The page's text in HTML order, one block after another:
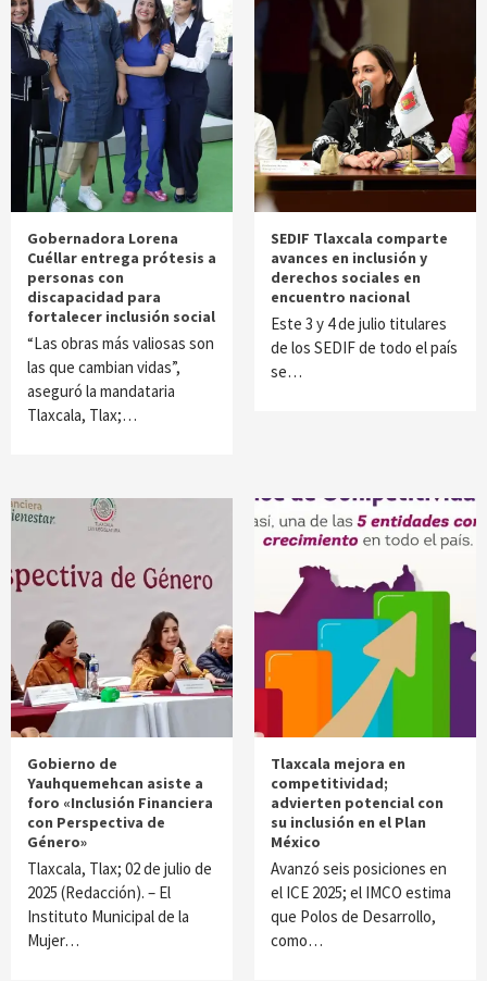
Gobernadora Lorena
Cuéllar entrega prótesis a
personas con
discapacidad para
fortalecer inclusión social
“Las obras más valiosas son
las que cambian vidas”,
aseguró la mandataria
Tlaxcala, Tlax;…
SEDIF Tlaxcala comparte
avances en inclusión y
derechos sociales en
encuentro nacional
Este 3 y 4 de julio titulares
de los SEDIF de todo el país
se…
Gobierno de
Yauhquemehcan asiste a
foro «Inclusión Financiera
con Perspectiva de
Género»
Tlaxcala, Tlax; 02 de julio de
2025 (Redacción). – El
Instituto Municipal de la
Mujer…
Tlaxcala mejora en
competitividad;
advierten potencial con
su inclusión en el Plan
México
Avanzó seis posiciones en
el ICE 2025; el IMCO estima
que Polos de Desarrollo,
como…